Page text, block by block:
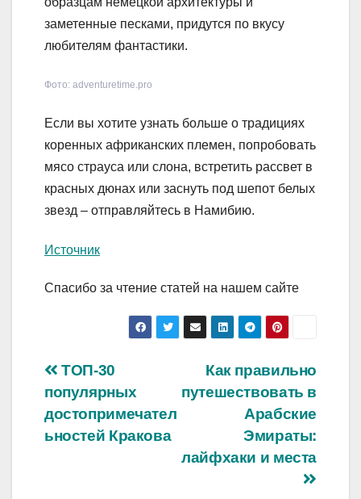
заметенные песками, придутся по вкусу
любителям фантастики.
Фото: adventuretime.pro
Если вы хотите узнать больше о традициях
коренных африканских племен, попробовать
мясо страуса или слона, встретить рассвет в
красных дюнах или заснуть под шепот белых
звезд – отправляйтесь в Намибию.
Источник
Спасибо за чтение статей на нашем сайте
Навигация
по
записям
Как правильно
путешествовать в
Арабские
Эмираты:
лайфхаки и места
ТОП-30
популярных
достопримечател
ьностей Кракова